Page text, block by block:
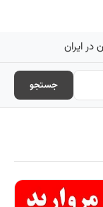
در ایران
جستجو